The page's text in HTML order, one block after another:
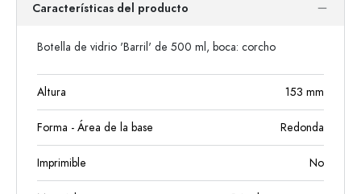
Características del producto
Botella de vidrio 'Barril' de 500 ml, boca: corcho
Altura 153 mm
Forma - Área de la base Redonda
Imprimible No